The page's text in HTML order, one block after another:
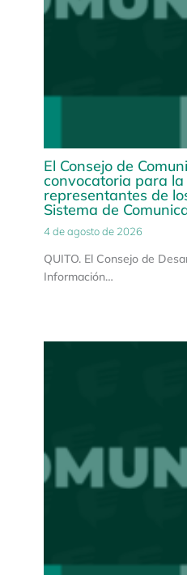
El Consejo de
convocatoria para
representantes de
Sistema de
4 de agosto de 2026
QUITO. El Consejo de
Información…